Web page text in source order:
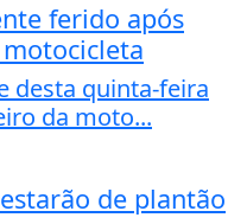
ferido após
desta quinta-feira
da moto...
de plantão